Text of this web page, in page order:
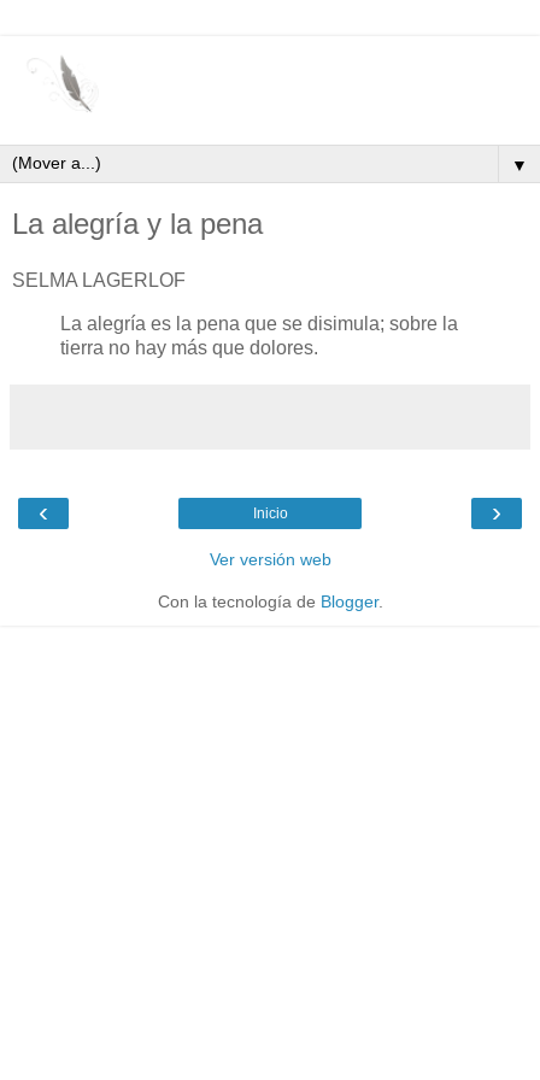
▼
La alegría y la pena
SELMA LAGERLOF
La alegría es la pena que se disimula; sobre la
tierra no hay más que dolores.
‹ ›
Inicio
Ver versión web
Con la tecnología de Blogger.